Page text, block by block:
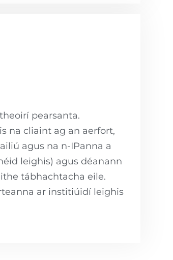
pearsanta.
na cliaint ag an aerfort,
agus na n-IPanna a
leighis) agus déanann
tábhachtacha eile.
ar institiúidí leighis